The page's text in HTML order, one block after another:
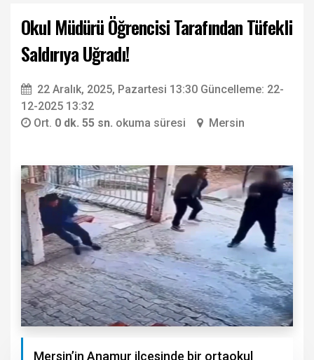
Okul Müdürü Öğrencisi Tarafından Tüfekli
Saldırıya Uğradı!
22 Aralık, 2025, Pazartesi 13:30 Güncelleme: 22-
12-2025 13:32
Ort. 0 dk. 55 sn. okuma süresi Mersin
Mersin’in Anamur ilçesinde bir ortaokul